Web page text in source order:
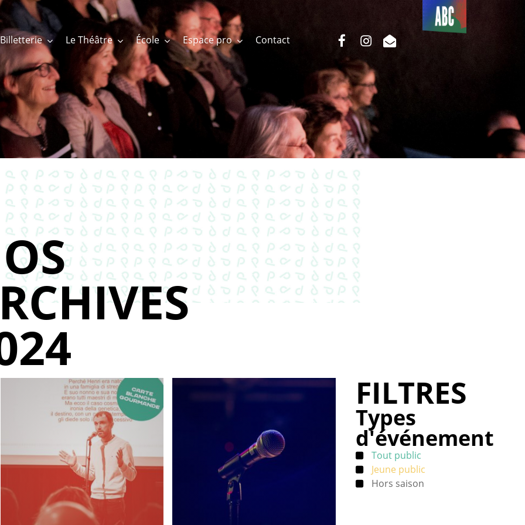
Billetterie Le Théâtre École Espace pro Contact
Du côté
de l’ABC
facebookinstagram
email
FILTRES
Types
d'événement
Tout public
Jeune public
Hors saison